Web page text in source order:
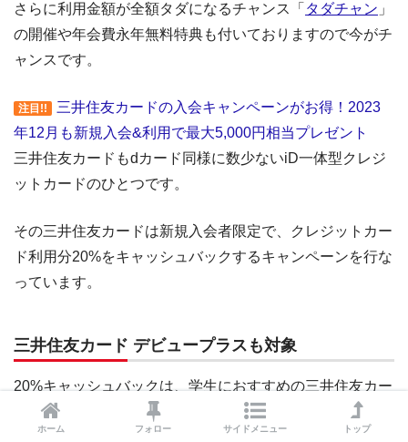
さらに利用金額が全額タダになるチャンス「 タダチャン 」
の開催や年会費永年無料特典も付いておりますので今がチ
ャンスです。
注目!!
三井住友カードの入会キャンペーンがお得！2023
年12月も新規入会&利用で最大5,000円相当プレゼント
三井住友カードもdカード同様に数少ないiD一体型クレジ
ットカードのひとつです。
その三井住友カードは新規入会者限定で、クレジットカー
ド利用分20%をキャッシュバックするキャンペーンを行な
っています。
三井住友カード デビュープラスも対象
20%キャッシュバックは、学生におすすめの三井住友カー
ド デビュープラスも対象となります。
ホーム フォロー サイドメニュー トップ